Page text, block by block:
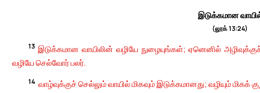
இடுக்கமான
(லூக் 13:24)
13 இடுக்கமான வாயிலின் வழியே நுழையுங்கள்; ஏனெனில்
வழியே செல்வோர் பலர்.
14 வாழ்வுக்குச் செல்லும் வாயில் மிகவும் இடுக்கமானது; வழியும் மிகக்